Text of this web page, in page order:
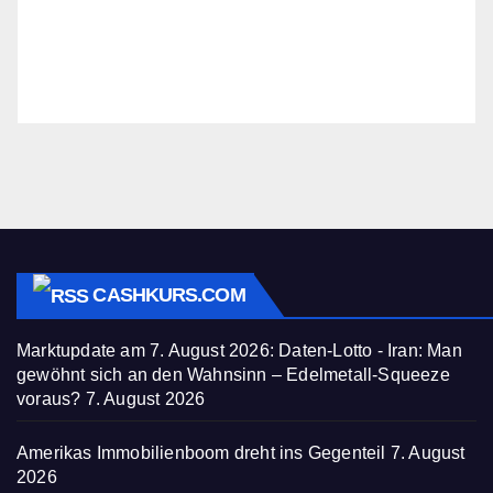
CASHKURS.COM
Marktupdate am 7. August 2026: Daten-Lotto - Iran: Man
gewöhnt sich an den Wahnsinn – Edelmetall-Squeeze
voraus? 7. August 2026
Amerikas Immobilienboom dreht ins Gegenteil 7. August
2026